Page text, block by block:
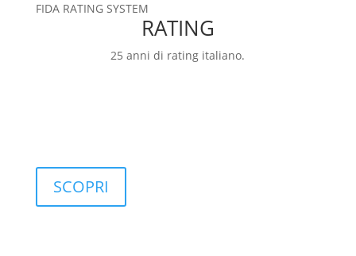
FIDA RATING SYSTEM
RATING
25 anni di rating italiano.
SCOPRI